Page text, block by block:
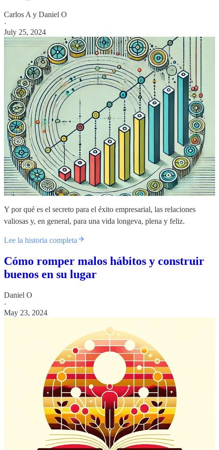
Carlos A y Daniel O
·
July 25, 2024
Y por qué es el secreto para el éxito empresarial, las relaciones
valiosas y, en general, para una vida longeva, plena y feliz.
Lee la historia completa
Cómo romper malos hábitos y construir
buenos en su lugar
Daniel O
·
May 23, 2024